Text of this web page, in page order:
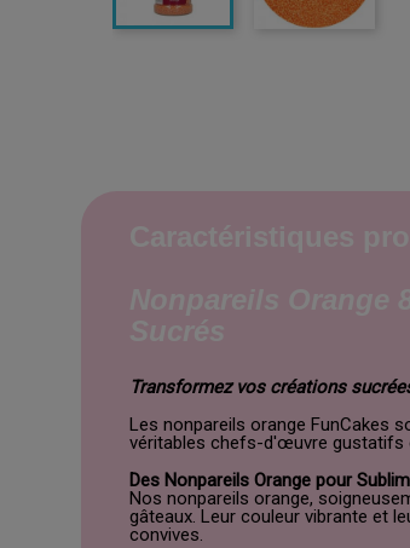
Transformez vos créations
Les nonpareils orange FunCakes
véritables chefs-d'œuvre gustatifs
Des Nonpareils Orange pour
Nos nonpareils orange,
gâteaux. Leur couleur vibrante et
convives.